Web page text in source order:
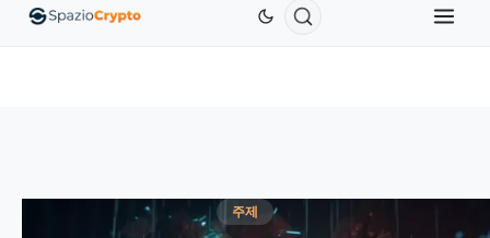
EthereumETHUS$1,880.58 TetherUSDT ↑0.00%
주제